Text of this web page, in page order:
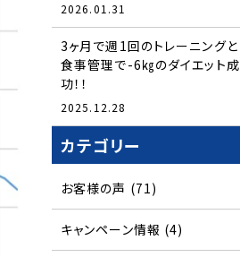
2026.01.31
3ヶ月で週1回のトレーニングと
食事管理で-6㎏のダイエット成
功！！
2025.12.28
カテゴリー
お客様の声 (71)
キャンペーン情報 (4)